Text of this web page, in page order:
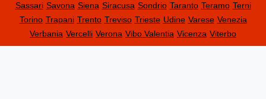
Sassari Savona Siena Siracusa Sondrio Taranto Teramo Terni
Torino Trapani Trento Treviso Trieste Udine Varese Venezia
Verbania Vercelli Verona Vibo Valentia Vicenza Viterbo